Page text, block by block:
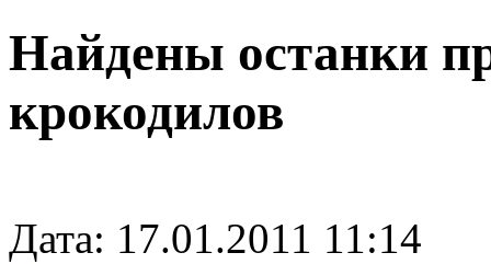
Найдены останки
крокодилов
Дата: 17.01.2011 11:14